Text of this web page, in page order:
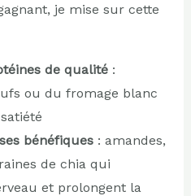
je mise sur cette
de qualité:
ou du fromage blanc
bénéfiques: amandes,
de chia qui
et prolongent la